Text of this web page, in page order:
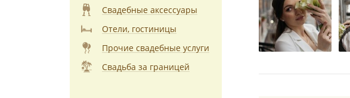
Свадебные аксессуары
Отели, гостиницы
Прочие свадебные услуги
Свадьба за границей